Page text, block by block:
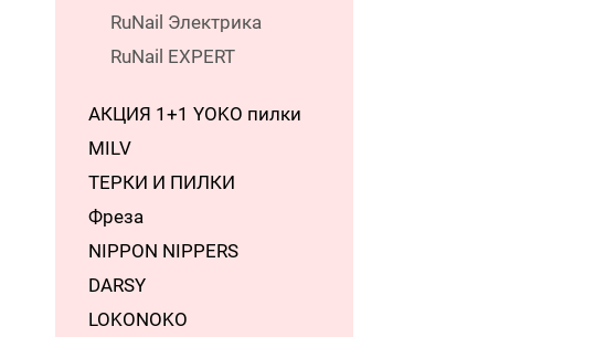
RuNail Электрика
RuNail EXPERT
АКЦИЯ 1+1 YOKO пилки
MILV
ТЕРКИ И ПИЛКИ
Фреза
NIPPON NIPPERS
DARSY
LOKONOKO